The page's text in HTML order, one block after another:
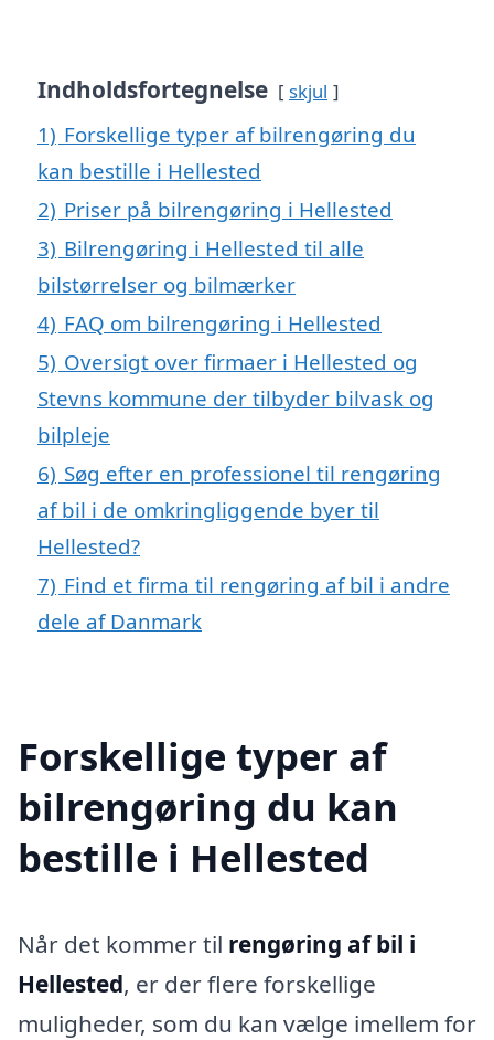
Indholdsfortegnelse skjul
1) Forskellige typer af bilrengøring du
kan bestille i Hellested
2) Priser på bilrengøring i Hellested
3) Bilrengøring i Hellested til alle
bilstørrelser og bilmærker
4) FAQ om bilrengøring i Hellested
5) Oversigt over firmaer i Hellested og
Stevns kommune der tilbyder bilvask og
bilpleje
6) Søg efter en professionel til rengøring
af bil i de omkringliggende byer til
Hellested?
7) Find et firma til rengøring af bil i andre
dele af Danmark
Forskellige typer af
bilrengøring du kan
bestille i Hellested
Når det kommer til rengøring af bil i
Hellested, er der flere forskellige
muligheder, som du kan vælge imellem for